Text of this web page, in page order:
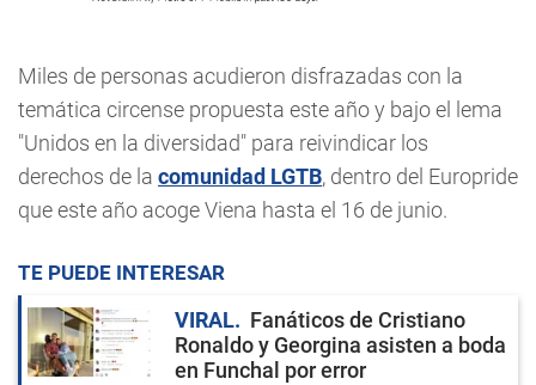
Miles de personas acudieron disfrazadas con la
temática circense propuesta este año y bajo el lema
"Unidos en la diversidad" para reivindicar los
derechos de la comunidad LGTB, dentro del Europride
que este año acoge Viena hasta el 16 de junio.
TE PUEDE INTERESAR
VIRAL
Fanáticos de Cristiano
Ronaldo y Georgina asisten a boda
en Funchal por error